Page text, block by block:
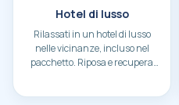
Hotel di lusso
Rilassati in un hotel di lusso
nelle vicinanze, incluso nel
pacchetto. Riposa e recupera